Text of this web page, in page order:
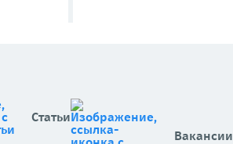
Статьи
Вакансии